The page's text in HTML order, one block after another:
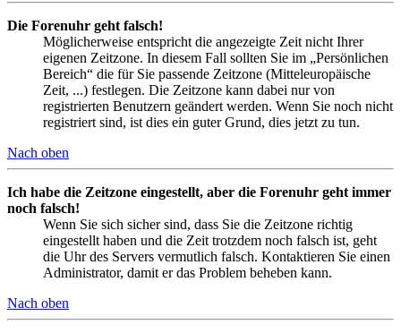
Die Forenuhr geht falsch!
Möglicherweise entspricht die angezeigte Zeit nicht Ihrer
eigenen Zeitzone. In diesem Fall sollten Sie im „Persönlichen
Bereich“ die für Sie passende Zeitzone (Mitteleuropäische
Zeit, ...) festlegen. Die Zeitzone kann dabei nur von
registrierten Benutzern geändert werden. Wenn Sie noch nicht
registriert sind, ist dies ein guter Grund, dies jetzt zu tun.
Nach oben
Ich habe die Zeitzone eingestellt, aber die Forenuhr geht immer
noch falsch!
Wenn Sie sich sicher sind, dass Sie die Zeitzone richtig
eingestellt haben und die Zeit trotzdem noch falsch ist, geht
die Uhr des Servers vermutlich falsch. Kontaktieren Sie einen
Administrator, damit er das Problem beheben kann.
Nach oben